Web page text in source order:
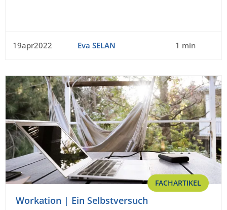
19apr2022 Eva SELAN 1 min
FACHARTIKEL
Workation | Ein Selbstversuch